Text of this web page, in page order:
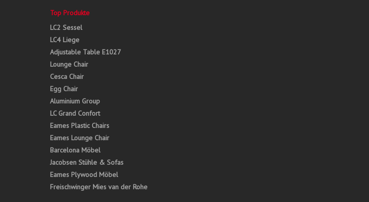
Top Produkte
LC2 Sessel
LC4 Liege
Adjustable Table E1027
Lounge Chair
Cesca Chair
Egg Chair
Aluminium Group
LC Grand Confort
Eames Plastic Chairs
Eames Lounge Chair
Barcelona Möbel
Jacobsen Stühle & Sofas
Eames Plywood Möbel
Freischwinger Mies van der Rohe